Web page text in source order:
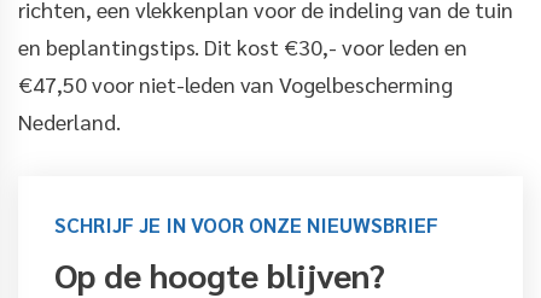
richten, een vlekkenplan voor de indeling van de tuin
en beplantingstips. Dit kost €30,- voor leden en
€47,50 voor niet-leden van Vogelbescherming
Nederland.
SCHRIJF JE IN VOOR ONZE NIEUWSBRIEF
Op de hoogte blijven?